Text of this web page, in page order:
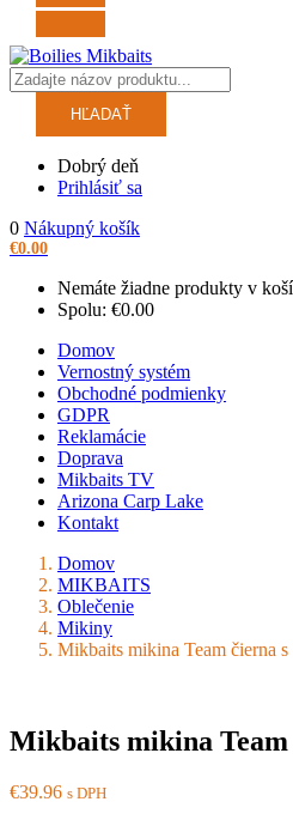
HĽADAŤ
Dobrý deň
Prihlásiť sa
0 Nákupný košík
€0.00
Nemáte žiadne produkty v
Spolu: €0.00
Domov
Vernostný systém
Obchodné podmienky
GDPR
Reklamácie
Doprava
Mikbaits TV
Arizona Carp Lake
Kontakt
Domov
MIKBAITS
Oblečenie
Mikiny
Mikbaits mikina Team čierna s
Mikbaits mikina Team
€39.96 s DPH